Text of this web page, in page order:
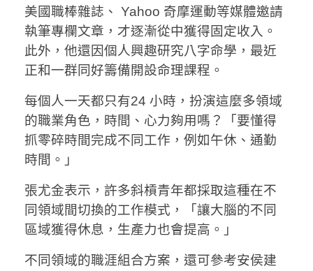
美國職棒雜誌、 Yahoo 奇摩運動等媒體邀請
執筆專欄文章，才逐漸從中獲得固定收入。
此外，他還因個人興趣研究八字命學，最近
正和一群同好籌備開設命理課程。
每個人一天都只有24 小時，扮演這麼多領域
的職業角色，時間、心力夠用嗎？「要懂得
抓零碎時間完成不同工作，例如午休、通勤
時間。」
張尤金表示，許多斜槓青年都採取這種在不
同領域間切換的工作模式，「讓大腦的不同
區域獲得休息，生產力也會提高。」
不同領域的職涯組合方案，還可參考安侯建